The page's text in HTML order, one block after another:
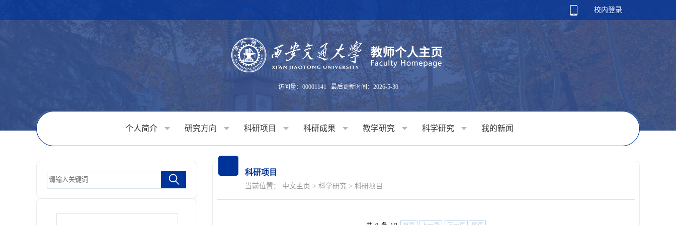
校内登录
访问量：00001141 最后更新时间： 2026-5-30
个人简介 研究方向 科研项目 科研成果 教学研究 科学研究 我的新闻
科研项目
当前位置： 中文主页 > 科学研究 > 科研项目